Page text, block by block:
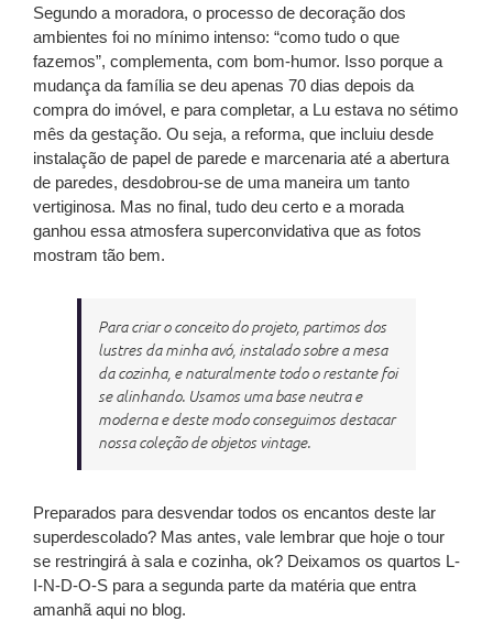
Segundo a moradora, o processo de decoração dos
ambientes foi no mínimo intenso: “como tudo o que
fazemos”, complementa, com bom-humor. Isso porque a
mudança da família se deu apenas 70 dias depois da
compra do imóvel, e para completar, a Lu estava no sétimo
mês da gestação. Ou seja, a reforma, que incluiu desde
instalação de papel de parede e marcenaria até a abertura
de paredes, desdobrou-se de uma maneira um tanto
vertiginosa. Mas no final, tudo deu certo e a morada
ganhou essa atmosfera superconvidativa que as fotos
mostram tão bem.
Para criar o conceito do projeto, partimos dos
lustres da minha avó, instalado sobre a mesa
da cozinha, e naturalmente todo o restante foi
se alinhando. Usamos uma base neutra e
moderna e deste modo conseguimos destacar
nossa coleção de objetos vintage.
Preparados para desvendar todos os encantos deste lar
superdescolado? Mas antes, vale lembrar que hoje o tour
se restringirá à sala e cozinha, ok? Deixamos os quartos L-
I-N-D-O-S para a segunda parte da matéria que entra
amanhã aqui no blog.